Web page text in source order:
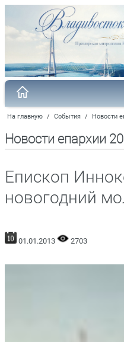
На главную / События / Новости
Новости епархии
Епископ
новогодний
01.01.2013 2703